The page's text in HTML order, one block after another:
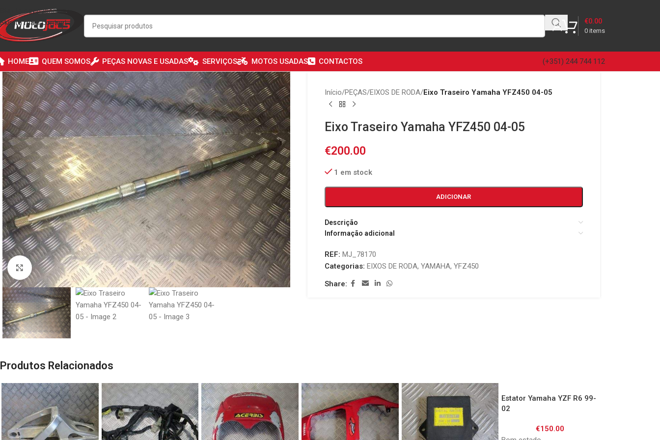
Skip to navigation
Skip to main content
0 items
€0.00
HOME QUEM SOMOS PEÇAS NOVAS E USADAS SERVIÇOS MOTOS USADAS CONTACTOS (+351) 244 744 112
Click to enlarge
Início/PEÇAS/EIXOS DE RODA/Eixo Traseiro Yamaha YFZ450 04-05
Eixo Traseiro Yamaha YFZ450 04-05
€200.00
1 em stock
ADICIONAR
Descrição
Informação adicional
REF: MJ_78170
Categorias: EIXOS DE RODA, YAMAHA, YFZ450
Share:
Produtos Relacionados
Estator Yamaha YZF R6 99-
02
€150.00